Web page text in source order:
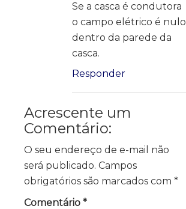
Se a casca é condutora
o campo elétrico é nulo
dentro da parede da
casca.
Responder
Acrescente um
Comentário:
O seu endereço de e-mail não
será publicado. Campos
obrigatórios são marcados com *
Comentário *